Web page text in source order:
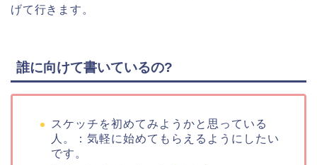
げて行きます。
誰に向けて書いているの?
スケッチを初めてみようかと思っている
人。：気軽に始めてもらえるようにしたい
です。